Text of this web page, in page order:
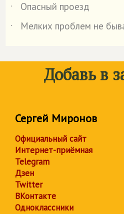
˙
Опасный проезд
˙
Мелких проблем не
Добавь в
Сергей Миронов
Официальный сайт
Интернет-приёмная
Telegram
Дзен
Twitter
ВКонтакте
Одноклассники